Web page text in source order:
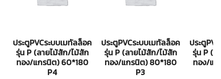
ประตูPVCระบบเมทัลล็อค
รุ่น P (ลายไม้สัก/ไม้สัก
ทอง/แกรนิต) 60*180
P4
ประตูPVCระบบเมทัลล็อค
รุ่น P (ลายไม้สัก/ไม้สัก
ทอง/แกรนิต) 80*180
P3
ประตู
รุ่น P (
ทอง/แ